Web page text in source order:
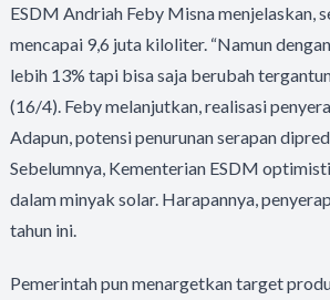
ESDM Andriah Feby Misna menjelaskan,
mencapai 9,6 juta kiloliter. “Namun
lebih 13% tapi bisa saja berubah
(16/4). Feby melanjutkan, realisasi
Adapun, potensi penurunan serapan
Sebelumnya, Kementerian ESDM
dalam minyak solar. Harapannya,
tahun ini.
Pemerintah pun menargetkan target